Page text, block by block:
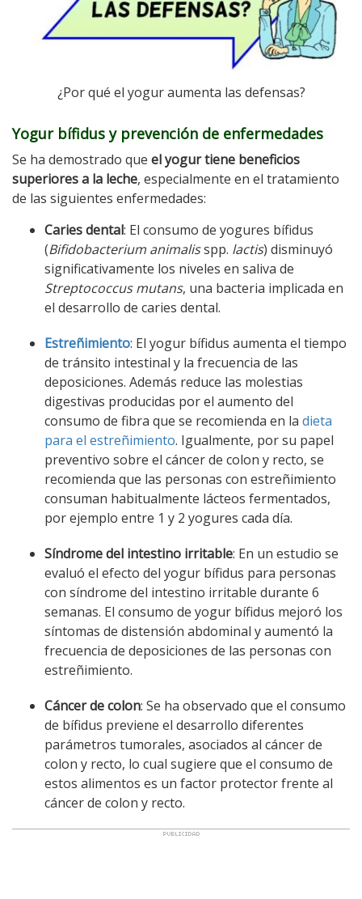
¿Por qué el yogur aumenta las defensas?
Yogur bífidus y prevención de enfermedades
Se ha demostrado que el yogur tiene beneficios
superiores a la leche, especialmente en el tratamiento
de las siguientes enfermedades:
Caries dental: El consumo de yogures bífidus
(Bifidobacterium animalisspp. lactis) disminuyó
significativamente los niveles en saliva de
Streptococcus mutans, una bacteria implicada en
el desarrollo de caries dental.
Estreñimiento: El yogur bífidus aumenta el tiempo
de tránsito intestinal y la frecuencia de las
deposiciones. Además reduce las molestias
digestivas producidas por el aumento del
consumo de fibra que se recomienda en la dieta
para el estreñimiento. Igualmente, por su papel
preventivo sobre el cáncer de colon y recto, se
recomienda que las personas con estreñimiento
consuman habitualmente lácteos fermentados,
por ejemplo entre 1 y 2 yogures cada día.
Síndrome del intestino irritable: En un estudio se
evaluó el efecto del yogur bífidus para personas
con síndrome del intestino irritable durante 6
semanas. El consumo de yogur bífidus mejoró los
síntomas de distensión abdominal y aumentó la
frecuencia de deposiciones de las personas con
estreñimiento.
Cáncer de colon: Se ha observado que el consumo
de bífidus previene el desarrollo diferentes
parámetros tumorales, asociados al cáncer de
colon y recto, lo cual sugiere que el consumo de
estos alimentos es un factor protector frente al
cáncer de colon y recto.